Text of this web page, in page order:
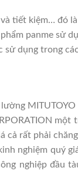
tiết kiệm… đó
panme sử
sử dụng trong
cả rất phải
nghiệm quý
nghiệp đầu